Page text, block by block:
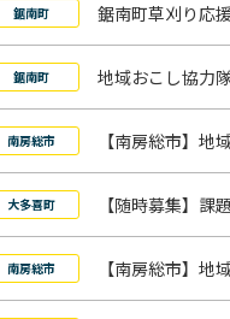
鋸南町 鋸南町草刈り応
鋸南町 地域おこし協力
南房総市 【南房総市】
大多喜町 【随時募集】課
南房総市 【南房総市】地